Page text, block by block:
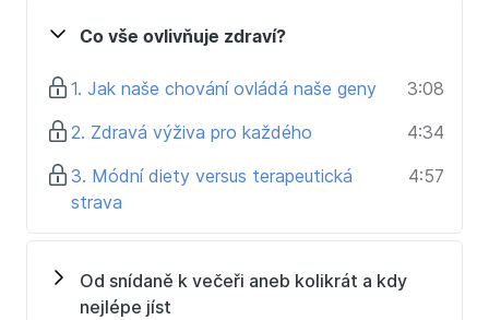
reálné, doporučení, která můžete každý zvládat a to i
zaneprázněností.
V kurzu se naučíte:
abychom pořád něco měřili, rostly by váhy a
kalkulačky samovolně na stromě.
Co vše ovlivňuje zdraví?
1. Jak naše chování ovládá naše geny
3:08
2. Zdravá výživa pro každého
4:34
3. Módní diety versus terapeutická
strava
4:57
Od snídaně k večeři aneb kolikrát a kdy
nejlépe jíst